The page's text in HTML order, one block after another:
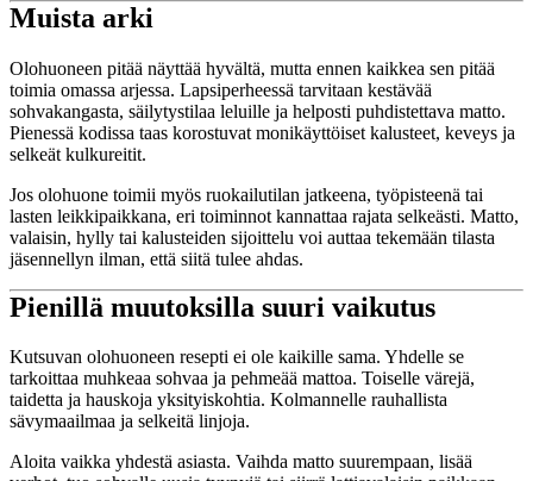
Muista arki
Olohuoneen pitää näyttää hyvältä, mutta ennen kaikkea sen pitää
toimia omassa arjessa. Lapsiperheessä tarvitaan kestävää
sohvakangasta, säilytystilaa leluille ja helposti puhdistettava matto.
Pienessä kodissa taas korostuvat monikäyttöiset kalusteet, keveys ja
selkeät kulkureitit.
Jos olohuone toimii myös ruokailutilan jatkeena, työpisteenä tai
lasten leikkipaikkana, eri toiminnot kannattaa rajata selkeästi. Matto,
valaisin, hylly tai kalusteiden sijoittelu voi auttaa tekemään tilasta
jäsennellyn ilman, että siitä tulee ahdas.
Pienillä muutoksilla suuri vaikutus
Kutsuvan olohuoneen resepti ei ole kaikille sama. Yhdelle se
tarkoittaa muhkeaa sohvaa ja pehmeää mattoa. Toiselle värejä,
taidetta ja hauskoja yksityiskohtia. Kolmannelle rauhallista
sävymaailmaa ja selkeitä linjoja.
Aloita vaikka yhdestä asiasta. Vaihda matto suurempaan, lisää